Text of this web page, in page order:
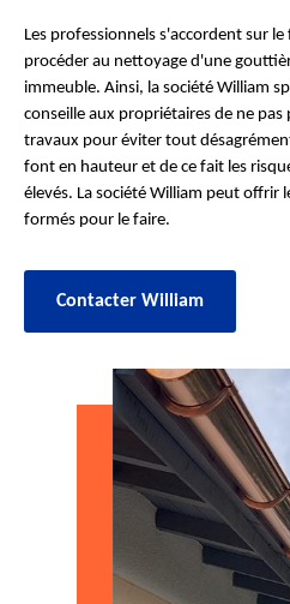
Les professionnels s'accordent sur
procéder au nettoyage d'une
immeuble. Ainsi, la société William
conseille aux propriétaires de ne
travaux pour éviter tout
font en hauteur et de ce fait les
élevés. La société William peut offrir
formés pour le faire.
Contacter William